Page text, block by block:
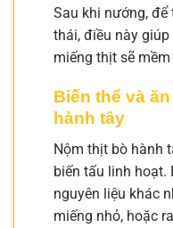
Sau khi nướng,
thái, điều này
miếng thịt sẽ mềm
Biến thể và
hành tây
Nộm thịt bò hành
biến tấu linh hoạt.
nguyên liệu khác
miếng nhỏ, hoặc